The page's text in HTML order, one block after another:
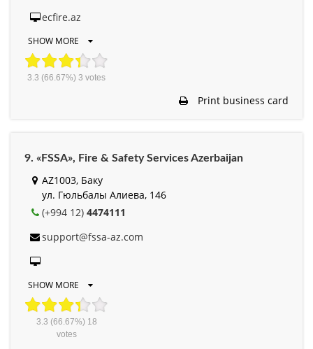
ecfire.az
SHOW MORE
3.3 (66.67%) 3 votes
Print business card
9. «FSSA», Fire & Safety Services Azerbaijan
AZ1003, Баку
ул. Гюльбалы Алиева, 146
(+994 12) 4474111
support@fssa-az.com
SHOW MORE
3.3 (66.67%) 18
votes